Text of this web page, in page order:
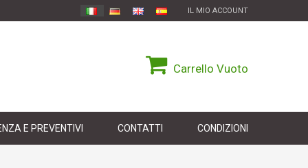
IL MIO ACCOUNT
Carrello Vuoto
E PREVENTIVI CONTATTI CONDIZIONI